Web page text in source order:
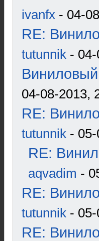
ivanfx - 04-
RE:
tutunnik -
Виниловый
04-08-2013,
RE:
tutunnik -
RE:
aqvadim -
RE:
tutunnik -
RE: